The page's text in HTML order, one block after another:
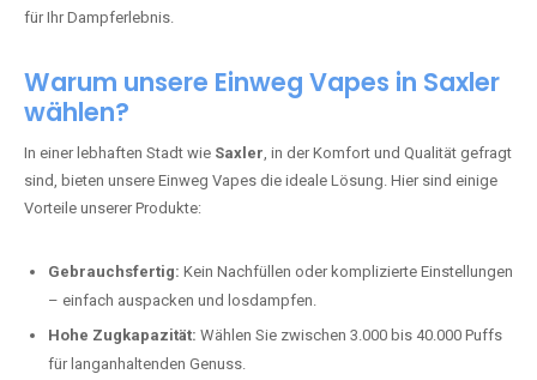
für Ihr Dampferlebnis.
Warum unsere Einweg Vapes in Saxler
wählen?
In einer lebhaften Stadt wie Saxler, in der Komfort und Qualität gefragt
sind, bieten unsere Einweg Vapes die ideale Lösung. Hier sind einige
Vorteile unserer Produkte:
Gebrauchsfertig: Kein Nachfüllen oder komplizierte Einstellungen
– einfach auspacken und losdampfen.
Hohe Zugkapazität: Wählen Sie zwischen 3.000 bis 40.000 Puffs
für langanhaltenden Genuss.